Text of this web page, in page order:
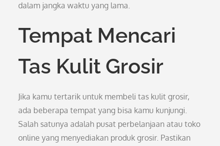
dalam jangka waktu yang lama.
Tempat Mencari
Tas Kulit Grosir
Jika kamu tertarik untuk membeli tas kulit grosir,
ada beberapa tempat yang bisa kamu kunjungi.
Salah satunya adalah pusat perbelanjaan atau toko
online yang menyediakan produk grosir. Pastikan